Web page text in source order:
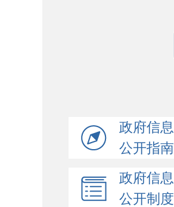
政府信息
公开指南
政府信息
公开制度